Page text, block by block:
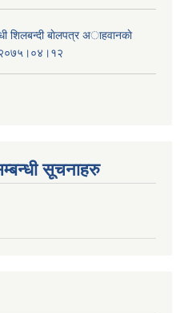
बाेलपत्र अाहवानकाे
२०७५।०४।१२
सूचनाहरु